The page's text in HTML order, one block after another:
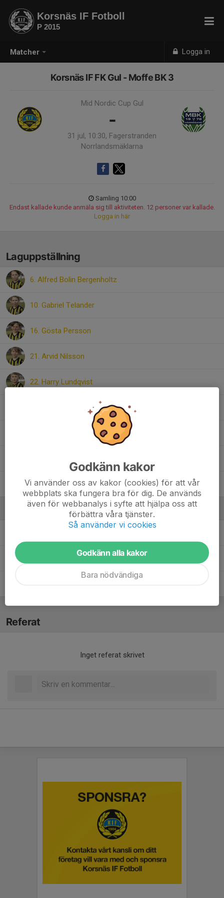
Matcher Logga in
Korsnäs IF Fotboll
P 2015
Korsnäs IF FK Gul - Moffe BK 3
Mid Nordic Cup Gul
-
31 jul, 10:30, Fagerstranden
Norrlandsmäklarna
Samling 10:00
Endast kallade kunde anmäla sig till aktiviteten. 12 personer var kallade.
Logga in här
Laguppställning
6. Alfred Bolin Bergenholtz
10. Gabriel Telander
16. Gösta Persson
21. Arvid Nilsson
22. Harry Lundqvist
23. Simon Strömvall
99. Lothar Löf
Ledare
Maria TelanderAssisterande tränare
Referat
Inget referat skrivet
Godkänn kakor
Vi använder oss av kakor (cookies) för att vår
webbplats ska fungera bra för dig. De används
även för webbanalys i syfte att hjälpa oss att
förbättra våra tjänster.
Så använder vi cookies
Godkänn alla kakor
Bara nödvändiga